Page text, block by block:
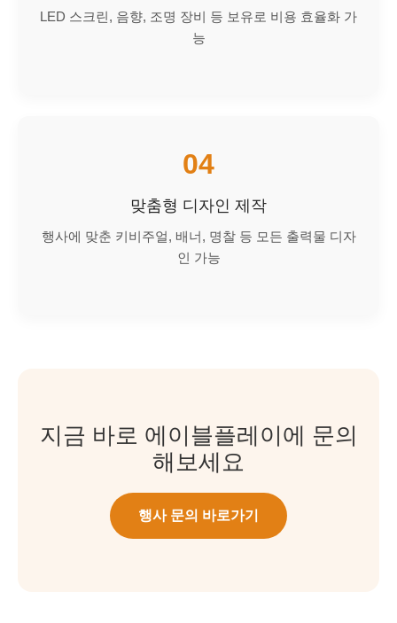
LED 스크린, 음향, 조명 장비 등 보유로 비용 효율화 가
능
04
맞춤형 디자인 제작
행사에 맞춘 키비주얼, 배너, 명찰 등 모든 출력물 디자
인 가능
지금 바로 에이블플레이에 문의
해보세요
행사 문의 바로가기